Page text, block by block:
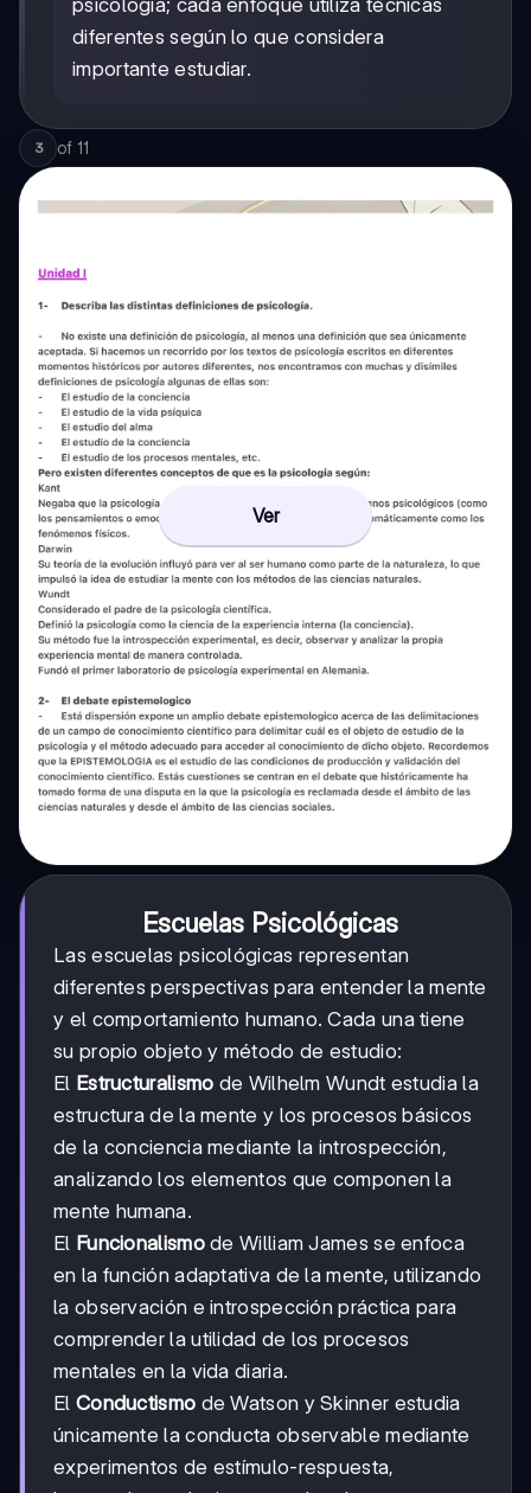
psicología; cada enfoque utiliza técnicas
diferentes según lo que considera
importante estudiar.
3 of 11
Ver
Escuelas Psicológicas
Las escuelas psicológicas representan
diferentes perspectivas para entender la mente
y el comportamiento humano. Cada una tiene
su propio objeto y método de estudio:
El Estructuralismo de Wilhelm Wundt estudia la
estructura de la mente y los procesos básicos
de la conciencia mediante la introspección,
analizando los elementos que componen la
mente humana.
El Funcionalismode William James se enfoca
en la función adaptativa de la mente, utilizando
la observación e introspección práctica para
comprender la utilidad de los procesos
mentales en la vida diaria.
El Conductismo de Watson y Skinner estudia
únicamente la conducta observable mediante
experimentos de estímulo-respuesta,